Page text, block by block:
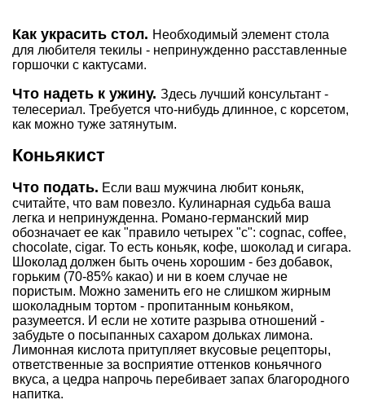
Как украсить стол. Необходимый элемент стола
для любителя текилы - непринужденно расставленные
горшочки с кактусами.
Что надеть к ужину. Здесь лучший консультант -
телесериал. Требуется что-нибудь длинное, с корсетом,
как можно туже затянутым.
Коньякист
Что подать. Если ваш мужчина любит коньяк,
считайте, что вам повезло. Кулинарная судьба ваша
легка и непринужденна. Романо-германский мир
обозначает ее как "правило четырех "с": cognac, coffee,
chocolate, cigar. То есть коньяк, кофе, шоколад и сигара.
Шоколад должен быть очень хорошим - без добавок,
горьким (70-85% какао) и ни в коем случае не
пористым. Можно заменить его не слишком жирным
шоколадным тортом - пропитанным коньяком,
разумеется. И если не хотите разрыва отношений -
забудьте о посыпанных сахаром дольках лимона.
Лимонная кислота притупляет вкусовые рецепторы,
ответственные за восприятие оттенков коньячного
вкуса, а цедра напрочь перебивает запах благородного
напитка.